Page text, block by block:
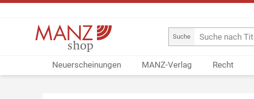
Suche
Neuerscheinungen MANZ-Verlag Recht